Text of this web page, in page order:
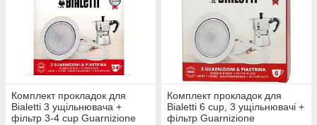
Комплект прокладок для
Bialetti 3 ущільнювача +
фільтр 3-4 cup Guarnizione
Комплект прокладок для
Bialetti 6 cup, 3 ущільнювачі +
фільтр Guarnizione